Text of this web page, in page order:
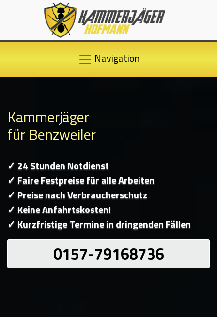
Navigation
Kammerjäger
für Benzweiler
✓ 24 Stunden Notdienst
✓ Faire Festpreise für alle Arbeiten
✓ Preise nach Verbraucherschutz
✓ Keine Anfahrtskosten!
✓ Kurzfristige Termine in dringenden Fällen
0157-79168736